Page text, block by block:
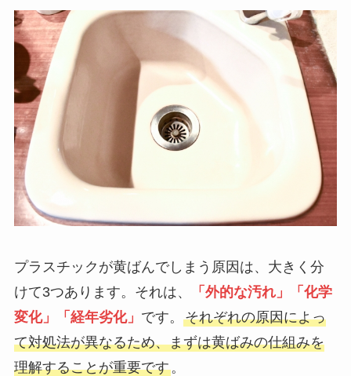
プラスチックが黄ばんでしまう原因は、大きく分
けて3つあります。それは、
「外的な汚れ」「化学
変化」「経年劣化」 です。 それぞれの原因によっ
て対処法が異なるため、まずは黄ばみの仕組みを
理解することが重要です。